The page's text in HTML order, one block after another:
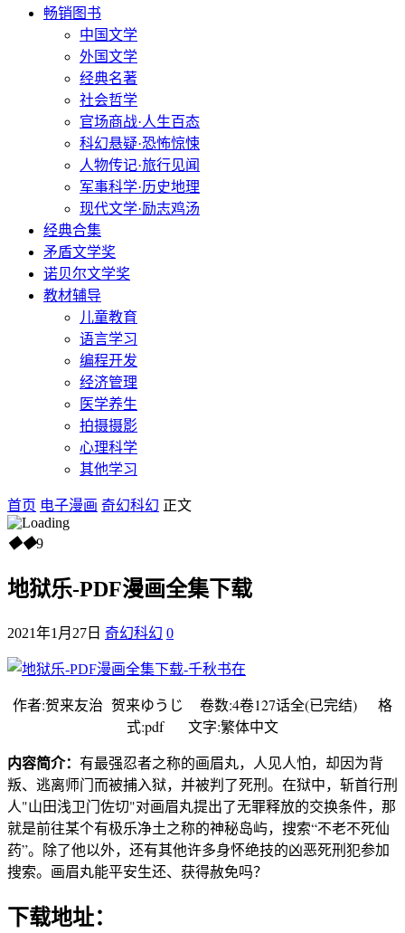
畅销图书
中国文学
外国文学
经典名著
社会哲学
官场商战·人生百态
科幻悬疑·恐怖惊悚
人物传记·旅行见闻
军事科学·历史地理
现代文学·励志鸡汤
经典合集
矛盾文学奖
诺贝尔文学奖
教材辅导
儿童教育
语言学习
编程开发
经济管理
医学养生
拍摄摄影
心理科学
其他学习
首页 电子漫画 奇幻科幻 正文
◆◆9
地狱乐-PDF漫画全集下载
2021年1月27日 奇幻科幻 0
作者:贺来友治 贺来ゆうじ 卷数:4卷127话全(已完结) 格
式:pdf 文字:繁体中文
内容简介： 有最强忍者之称的画眉丸，人见人怕，却因为背
叛、逃离师门而被捕入狱，并被判了死刑。在狱中，斩首行刑
人"山田浅卫门佐切"对画眉丸提出了无罪释放的交换条件，那
就是前往某个有极乐净土之称的神秘岛屿，搜索“不老不死仙
药”。除了他以外，还有其他许多身怀绝技的凶恶死刑犯参加
搜索。画眉丸能平安生还、获得赦免吗？
下载地址：